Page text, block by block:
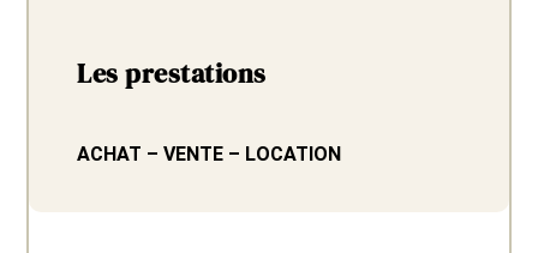
Les prestations
ACHAT – VENTE – LOCATION